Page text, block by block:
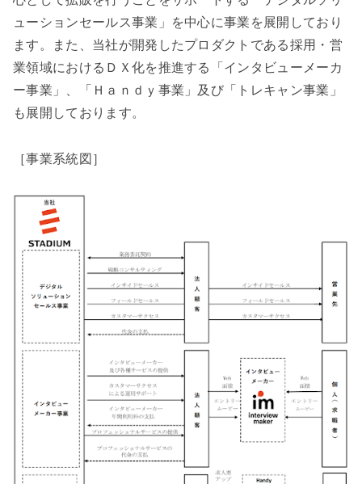
ューションセールス事業」を中心に事業を展開しており
ます。また、当社が開発したプロダクトである採用・営
業領域におけるＤＸ化を推進する「インタビューメーカ
ー事業」、「Ｈａｎｄｙ事業」及び「トレキャン事業」
も展開しております。
［事業系統図］